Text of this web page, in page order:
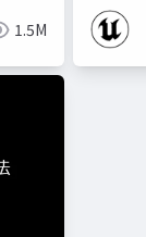
1.5M